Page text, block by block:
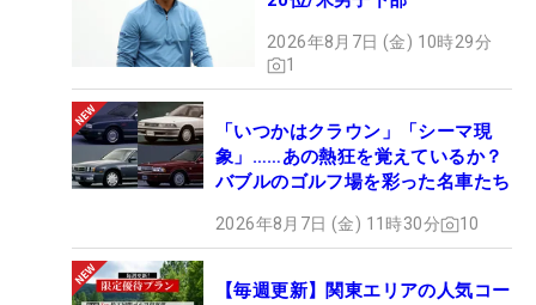
2026年8月7日 (金) 10時29分
1
「いつかはクラウン」「シーマ現
象」……あの熱狂を覚えているか？
バブルのゴルフ場を彩った名車たち
2026年8月7日 (金) 11時30分 10
【毎週更新】関東エリアの人気コー